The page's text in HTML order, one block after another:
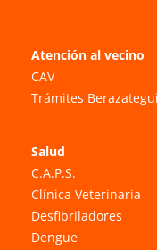
Atención al vecino
CAV
Trámites Berazategui
Salud
C.A.P.S.
Clínica Veterinaria
Desfibriladores
Dengue